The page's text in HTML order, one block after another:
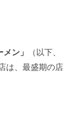
ン」
（以下、
は、最盛期の店